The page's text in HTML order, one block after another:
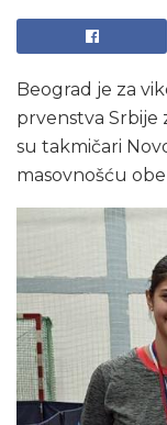
Beograd je za
prvenstva Srbije
su takmičari
masovnošću